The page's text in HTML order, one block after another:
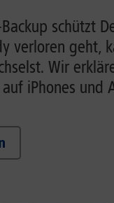
schützt
verloren geht,
Wir
iPhones und